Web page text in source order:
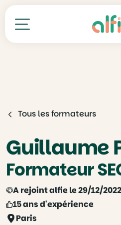
Toutes nos formations
Tous les formateurs
Guillaume
Formateur
A rejoint alfie le 29/12/2022
15 ans d'expérience
Paris